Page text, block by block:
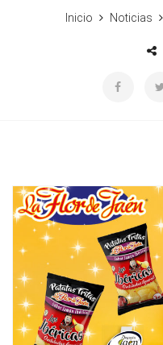
Inicio Noticias